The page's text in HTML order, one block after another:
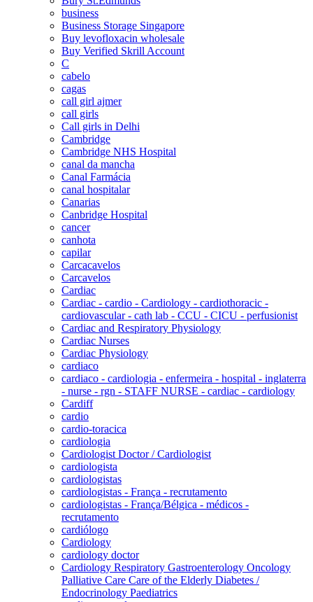
business
Business Storage Singapore
Buy levofloxacin wholesale
Buy Verified Skrill Account
C
cabelo
cagas
call girl ajmer
call girls
Call girls in Delhi
Cambridge
Cambridge NHS Hospital
canal da mancha
Canal Farmácia
canal hospitalar
Canarias
Canbridge Hospital
cancer
canhota
capilar
Carcacavelos
Carcavelos
Cardiac
Cardiac - cardio - Cardiology - cardiothoracic -
cardiovascular - cath lab - CCU - CICU - perfusionist
Cardiac and Respiratory Physiology
Cardiac Nurses
Cardiac Physiology
cardiaco
cardiaco - cardiologia - enfermeira - hospital - inglaterra
- nurse - rgn - STAFF NURSE - cardiac - cardiology
Cardiff
cardio
cardio-toracica
cardiologia
Cardiologist Doctor / Cardiologist
cardiologista
cardiologistas
cardiologistas - França - recrutamento
cardiologistas - França/Bélgica - médicos -
recrutamento
cardiólogo
Cardiology
cardiology doctor
Cardiology Respiratory Gastroenterology Oncology
Palliative Care Care of the Elderly Diabetes /
Endocrinology Paediatrics